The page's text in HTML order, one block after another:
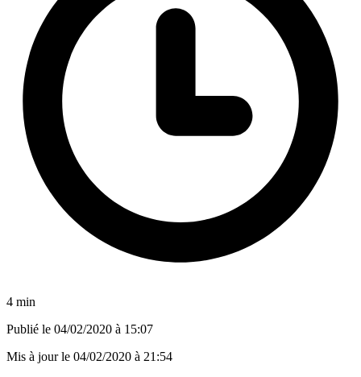
4 min
Publié le 04/02/2020 à 15:07
Mis à jour le 04/02/2020 à 21:54